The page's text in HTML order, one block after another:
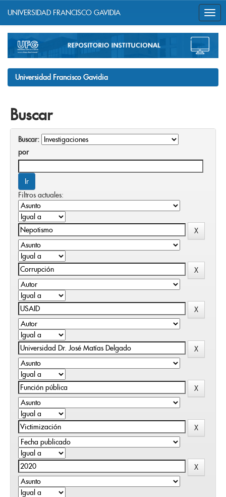
navigation
UNIVERSIDAD FRANCISCO GAVIDIA
Universidad Francisco Gavidia
Buscar
Buscar:
por
Filtros actuales: